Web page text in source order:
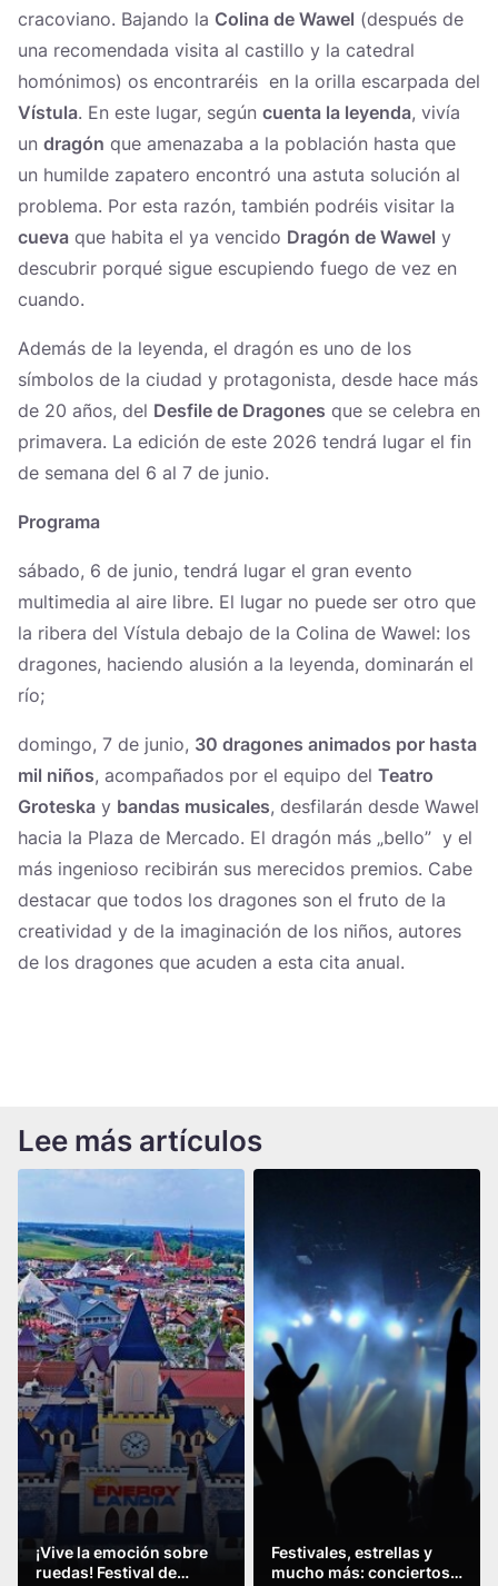
cracoviano. Bajando la Colina de Wawel (después de
una recomendada visita al castillo y la catedral
homónimos) os encontraréis en la orilla escarpada del
Vístula. En este lugar, según cuenta la leyenda, vivía
un dragón que amenazaba a la población hasta que
un humilde zapatero encontró una astuta solución al
problema. Por esta razón, también podréis visitar la
cueva que habita el ya vencido Dragón de Wawel y
descubrir porqué sigue escupiendo fuego de vez en
cuando.
Además de la leyenda, el dragón es uno de los
símbolos de la ciudad y protagonista, desde hace más
de 20 años, del Desfile de Dragones que se celebra en
primavera. La edición de este 2026 tendrá lugar el fin
de semana del 6 al 7 de junio.
Programa
sábado, 6 de junio, tendrá lugar el gran evento
multimedia al aire libre. El lugar no puede ser otro que
la ribera del Vístula debajo de la Colina de Wawel: los
dragones, haciendo alusión a la leyenda, dominarán el
río;
domingo, 7 de junio, 30 dragones animados por hasta
mil niños, acompañados por el equipo del Teatro
Groteska y bandas musicales, desfilarán desde Wawel
hacia la Plaza de Mercado. El dragón más „bello” y el
más ingenioso recibirán sus merecidos premios. Cabe
destacar que todos los dragones son el fruto de la
creatividad y de la imaginación de los niños, autores
de los dragones que acuden a esta cita anual.
Lee más artículos
¡Vive la emoción sobre
ruedas! Festival de
Festivales, estrellas y
mucho más: conciertos